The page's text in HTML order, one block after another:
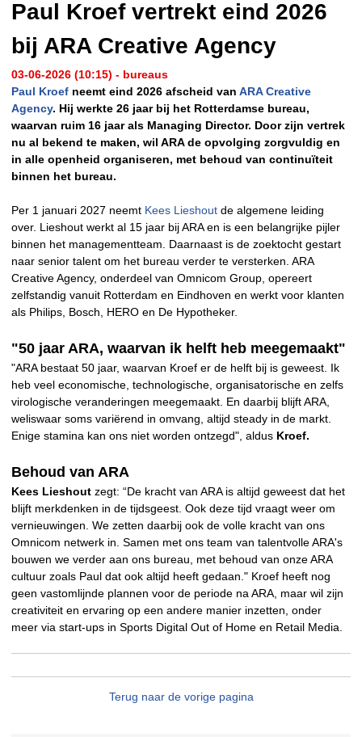
Paul Kroef vertrekt eind 2026
bij ARA Creative Agency
03-06-2026 (10:15) - bureaus
Paul Kroef neemt eind 2026 afscheid van ARA Creative
Agency. Hij werkte 26 jaar bij het Rotterdamse bureau,
waarvan ruim 16 jaar als Managing Director. Door zijn vertrek
nu al bekend te maken, wil ARA de opvolging zorgvuldig en
in alle openheid organiseren, met behoud van continuïteit
binnen het bureau.
Per 1 januari 2027 neemt Kees Lieshout de algemene leiding
over. Lieshout werkt al 15 jaar bij ARA en is een belangrijke pijler
binnen het managementteam. Daarnaast is de zoektocht gestart
naar senior talent om het bureau verder te versterken. ARA
Creative Agency, onderdeel van Omnicom Group, opereert
zelfstandig vanuit Rotterdam en Eindhoven en werkt voor klanten
als Philips, Bosch, HERO en De Hypotheker.
"50 jaar ARA, waarvan ik helft heb meegemaakt"
"ARA bestaat 50 jaar, waarvan Kroef er de helft bij is geweest. Ik
heb veel economische, technologische, organisatorische en zelfs
virologische veranderingen meegemaakt. En daarbij blijft ARA,
weliswaar soms variërend in omvang, altijd steady in de markt.
Enige stamina kan ons niet worden ontzegd", aldus Kroef.
Behoud van ARA
Kees Lieshout zegt: “De kracht van ARA is altijd geweest dat het
blijft merkdenken in de tijdsgeest. Ook deze tijd vraagt weer om
vernieuwingen. We zetten daarbij ook de volle kracht van ons
Omnicom netwerk in. Samen met ons team van talentvolle ARA's
bouwen we verder aan ons bureau, met behoud van onze ARA
cultuur zoals Paul dat ook altijd heeft gedaan." Kroef heeft nog
geen vastomlijnde plannen voor de periode na ARA, maar wil zijn
creativiteit en ervaring op een andere manier inzetten, onder
meer via start-ups in Sports Digital Out of Home en Retail Media.
Terug naar de vorige pagina